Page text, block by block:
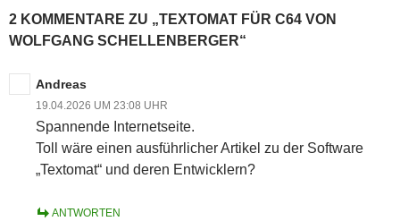
2 KOMMENTARE ZU „TEXTOMAT FÜR C64 VON
WOLFGANG SCHELLENBERGER“
Andreas
19.04.2026 UM 23:08 UHR
Spannende Internetseite.
Toll wäre einen ausführlicher Artikel zu der Software
„Textomat“ und deren Entwicklern?
ANTWORTEN